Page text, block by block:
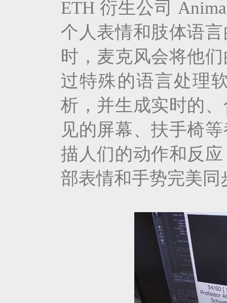
ETH 衍生公司
个人表情和肢体语
时，麦克风会将他
过特殊的语言处理
析，并生成实时的
见的屏幕、扶手椅
描人们的动作和反
部表情和手势完美同